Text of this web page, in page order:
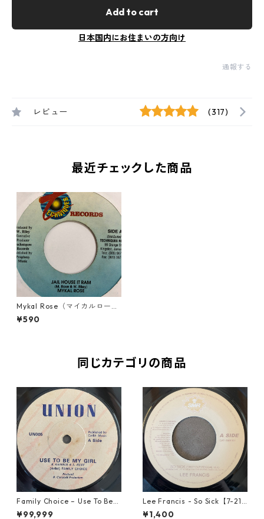
Add to cart
日本国内にお住まいの方向け
通報する
レビュー (317)
最近チェックした商品
Mykal Rose（マイカルロー
ズ） - Jail House It Ram【7-
10747】
¥590
同じカテゴリの商品
Family Choice – Use To Be
My Girl【7-22004】
¥99,999
Lee Francis - So Sick【7-219
25】
¥1,400